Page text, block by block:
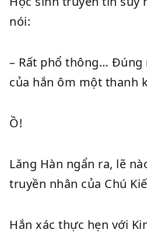
nói:
– Rất phổ thông…
của hắn ôm một thanh
Ồ!
Lăng Hàn ngẩn ra, lẽ
truyền nhân của Chú
Hắn xác thực hẹn với